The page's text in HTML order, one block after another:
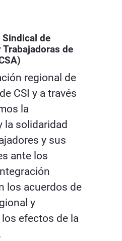
de
de
regional de
CSI y a través
la
la solidaridad
y sus
ante los
los acuerdos de
y
efectos de la